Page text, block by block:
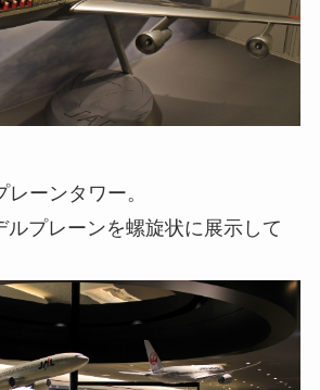
ーンタワー。
ルプレーンを螺旋状に展示して